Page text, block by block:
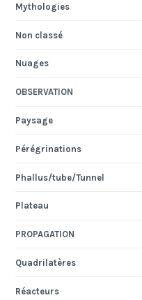
Mythologies
Non classé
Nuages
OBSERVATION
Paysage
Pérégrinations
Phallus/tube/Tunnel
Plateau
PROPAGATION
Quadrilatères
Réacteurs